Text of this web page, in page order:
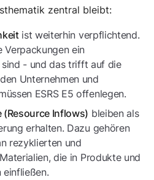
zentral bleibt:
ist weiterhin verpflichtend.
Verpackungen ein
- und das trifft auf die
Unternehmen und
ESRS E5 offenlegen.
Inflows) bleiben als
erhalten. Dazu gehören
rezyklierten und
die in Produkte und
einfließen.